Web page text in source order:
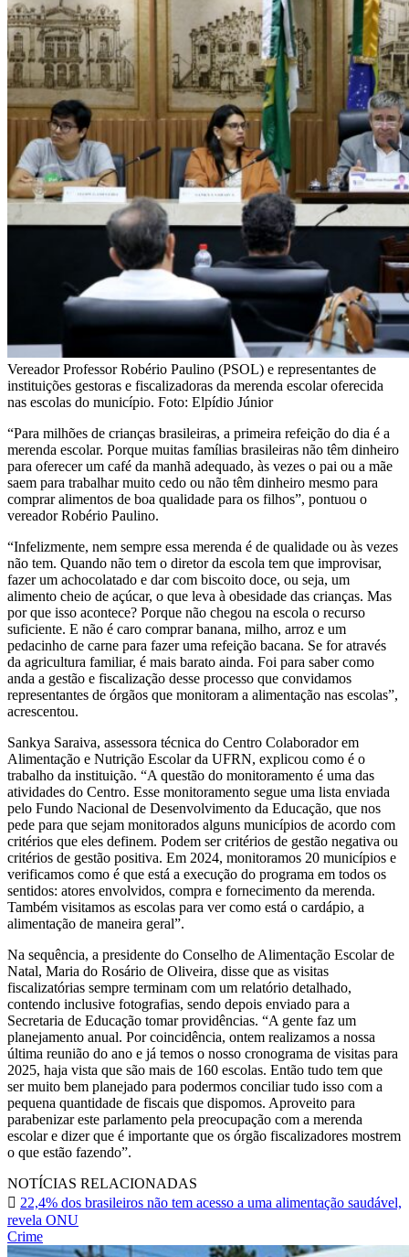
Vereador Professor Robério Paulino (PSOL) e representantes de
instituições gestoras e fiscalizadoras da merenda escolar oferecida
nas escolas do município. Foto: Elpídio Júnior
“Para milhões de crianças brasileiras, a primeira refeição do dia é a
merenda escolar. Porque muitas famílias brasileiras não têm dinheiro
para oferecer um café da manhã adequado, às vezes o pai ou a mãe
saem para trabalhar muito cedo ou não têm dinheiro mesmo para
comprar alimentos de boa qualidade para os filhos”, pontuou o
vereador Robério Paulino.
“Infelizmente, nem sempre essa merenda é de qualidade ou às vezes
não tem. Quando não tem o diretor da escola tem que improvisar,
fazer um achocolatado e dar com biscoito doce, ou seja, um
alimento cheio de açúcar, o que leva à obesidade das crianças. Mas
por que isso acontece? Porque não chegou na escola o recurso
suficiente. E não é caro comprar banana, milho, arroz e um
pedacinho de carne para fazer uma refeição bacana. Se for através
da agricultura familiar, é mais barato ainda. Foi para saber como
anda a gestão e fiscalização desse processo que convidamos
representantes de órgãos que monitoram a alimentação nas escolas”,
acrescentou.
Sankya Saraiva, assessora técnica do Centro Colaborador em
Alimentação e Nutrição Escolar da UFRN, explicou como é o
trabalho da instituição. “A questão do monitoramento é uma das
atividades do Centro. Esse monitoramento segue uma lista enviada
pelo Fundo Nacional de Desenvolvimento da Educação, que nos
pede para que sejam monitorados alguns municípios de acordo com
critérios que eles definem. Podem ser critérios de gestão negativa ou
critérios de gestão positiva. Em 2024, monitoramos 20 municípios e
verificamos como é que está a execução do programa em todos os
sentidos: atores envolvidos, compra e fornecimento da merenda.
Também visitamos as escolas para ver como está o cardápio, a
alimentação de maneira geral”.
Na sequência, a presidente do Conselho de Alimentação Escolar de
Natal, Maria do Rosário de Oliveira, disse que as visitas
fiscalizatórias sempre terminam com um relatório detalhado,
contendo inclusive fotografias, sendo depois enviado para a
Secretaria de Educação tomar providências. “A gente faz um
planejamento anual. Por coincidência, ontem realizamos a nossa
última reunião do ano e já temos o nosso cronograma de visitas para
2025, haja vista que são mais de 160 escolas. Então tudo tem que
ser muito bem planejado para podermos conciliar tudo isso com a
pequena quantidade de fiscais que dispomos. Aproveito para
parabenizar este parlamento pela preocupação com a merenda
escolar e dizer que é importante que os órgão fiscalizadores mostrem
o que estão fazendo”.
NOTÍCIAS RELACIONADAS
22,4% dos brasileiros não tem acesso a uma alimentação saudável,
revela ONU
Crime